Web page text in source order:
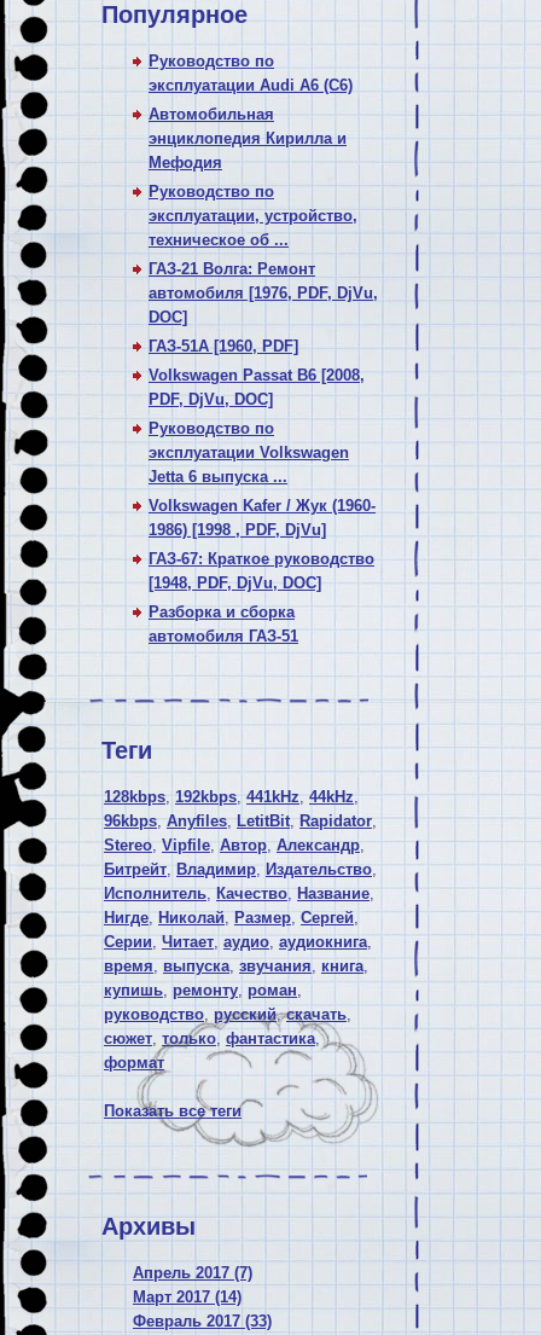
Популярное
Руководство по
эксплуатации Audi A6 (C6)
Автомобильная
энциклопедия Кирилла и
Мефодия
Руководство по
эксплуатации, устройство,
техническое об ...
ГАЗ-21 Волга: Ремонт
автомобиля [1976, PDF, DjVu,
DOC]
ГАЗ-51А [1960, PDF]
Volkswagen Passat В6 [2008,
PDF, DjVu, DOC]
Руководство по
эксплуатации Volkswagen
Jetta 6 выпуска ...
Volkswagen Kafer / Жук (1960-
1986) [1998 , PDF, DjVu]
ГАЗ-67: Краткое руководство
[1948, PDF, DjVu, DOC]
Разборка и сборка
автомобиля ГАЗ-51
Теги
128kbps, 192kbps, 441kHz, 44kHz,
96kbps, Anyfiles, LetitBit, Rapidator,
Stereo, Vipfile, Автор, Александр,
Битрейт, Владимир, Издательство,
Исполнитель, Качество, Название,
Нигде, Николай, Размер, Сергей,
Серии,Читает, аудио, аудиокнига,
время, выпуска, звучания, книга,
купишь, ремонту, роман,
руководство, русский,скачать,
сюжет, только, фантастика,
формат
Показать все теги
Архивы
Апрель 2017 (7)
Март 2017 (14)
Февраль 2017 (33)